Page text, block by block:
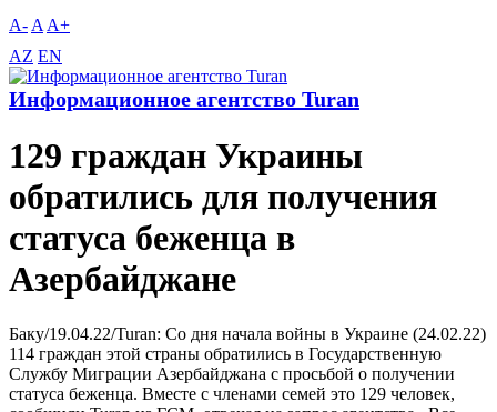
A- A A+
AZ EN
Информационное агентство Turan
129 граждан Украины
обратились для получения
статуса беженца в
Азербайджане
Баку/19.04.22/Turan: Со дня начала войны в Украине (24.02.22)
114 граждан этой страны обратились в Государственную
Службу Миграции Азербайджана с просьбой о получении
статуса беженца. Вместе с членами семей это 129 человек,